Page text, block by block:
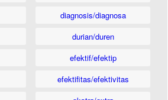
diagnosis/diagnosa
durian/duren
efektif/efektip
efektifitas/efektivitas